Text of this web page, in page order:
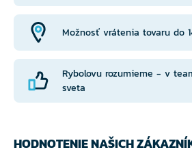
Možnosť vrátenia tovaru do
Rybolovu rozumieme - v
sveta
HODNOTENIE NAŠICH